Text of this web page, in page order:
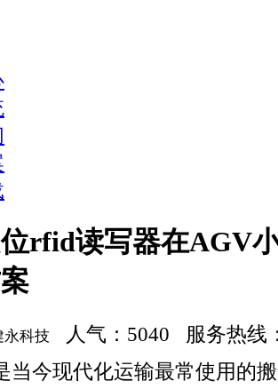
rfid读写器在AGV
永科技 人气：5040 服务热线
今现代化运输最常使用的